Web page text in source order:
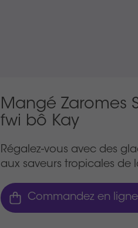
Mangé Zaromes
fwi bô Kay
Régalez-vous avec des
aux saveurs tropicales de
Commandez en ligne